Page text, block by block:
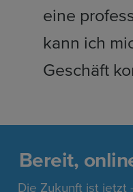
eine
kann ich
Geschäft
Bereit,
Die Zukunft ist jetzt